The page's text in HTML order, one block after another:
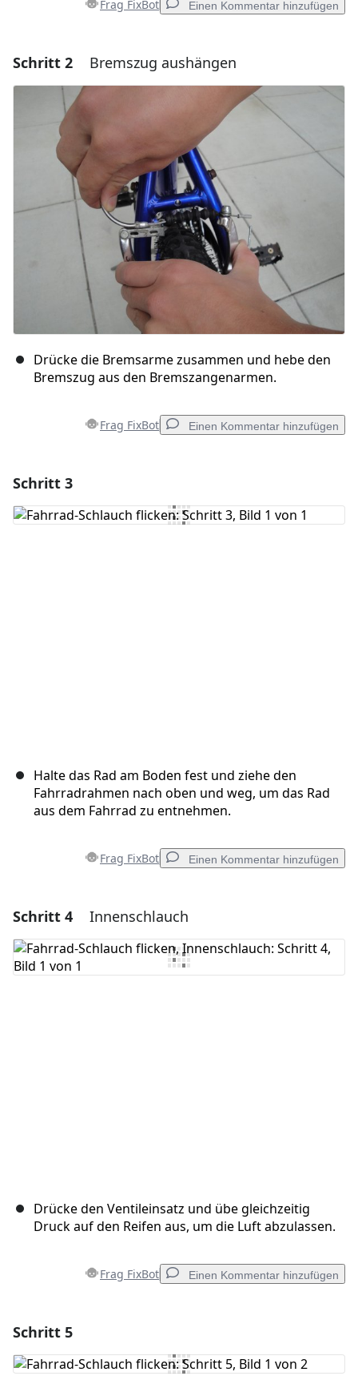
Frag FixBot Einen Kommentar hinzufügen
Einen Kommentar hinzufügen
Kommentar hinzufügen
Abbrechen
Schritt 2 Bremszug aushängen
Drücke die Bremsarme zusammen und hebe den
Bremszug aus den Bremszangenarmen.
Frag FixBot Einen Kommentar hinzufügen
Kommentar hinzufügen
Schritt 3
Halte das Rad am Boden fest und ziehe den
Fahrradrahmen nach oben und weg, um das Rad
aus dem Fahrrad zu entnehmen.
Frag FixBot Einen Kommentar hinzufügen
Einen Kommentar hinzufügen
Kommentar hinzufügen
Schritt 4 Innenschlauch
Drücke den Ventileinsatz und übe gleichzeitig
Druck auf den Reifen aus, um die Luft abzulassen.
Frag FixBot Einen Kommentar hinzufügen
Kommentar hinzufügen
Schritt 5